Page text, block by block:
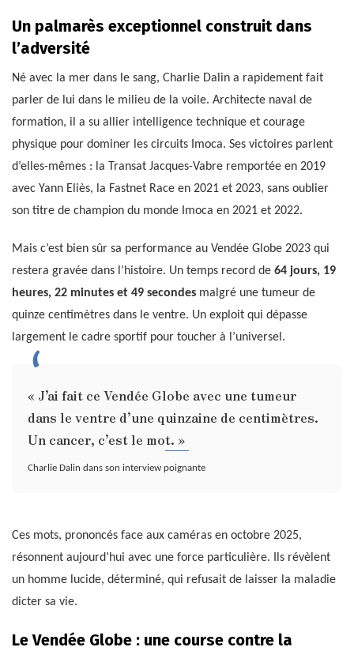
Un palmarès exceptionnel construit dans
l’adversité
Né avec la mer dans le sang, Charlie Dalin a rapidement fait
parler de lui dans le milieu de la voile. Architecte naval de
formation, il a su allier intelligence technique et courage
physique pour dominer les circuits Imoca. Ses victoires parlent
d’elles-mêmes : la Transat Jacques-Vabre remportée en 2019
avec Yann Eliès, la Fastnet Race en 2021 et 2023, sans oublier
son titre de champion du monde Imoca en 2021 et 2022.
Mais c’est bien sûr sa performance au Vendée Globe 2023 qui
restera gravée dans l’histoire. Un temps record de 64 jours, 19
heures, 22 minutes et 49 secondes malgré une tumeur de
quinze centimètres dans le ventre. Un exploit qui dépasse
largement le cadre sportif pour toucher à l’universel.
« J’ai fait ce Vendée Globe avec une tumeur
dans le ventre d’une quinzaine de centimètres.
Un cancer, c’est le mot. »
Charlie Dalin dans son interview poignante
Ces mots, prononcés face aux caméras en octobre 2025,
résonnent aujourd’hui avec une force particulière. Ils révèlent
un homme lucide, déterminé, qui refusait de laisser la maladie
dicter sa vie.
Le Vendée Globe : une course contre la